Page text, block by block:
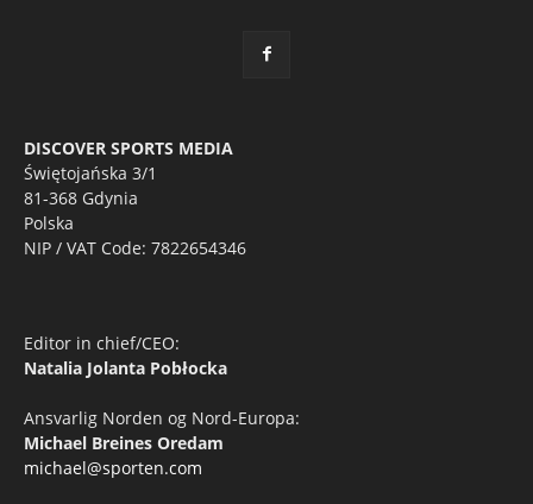
DISCOVER SPORTS MEDIA
Świętojańska 3/1
81-368 Gdynia
Polska
NIP / VAT Code: 7822654346
Editor in chief/CEO:
Natalia Jolanta Pobłocka
Ansvarlig Norden og Nord-Europa:
Michael Breines Oredam
michael@sporten.com